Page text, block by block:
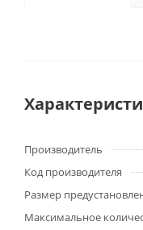
Производитель
Код производителя
Размер
Максимальное